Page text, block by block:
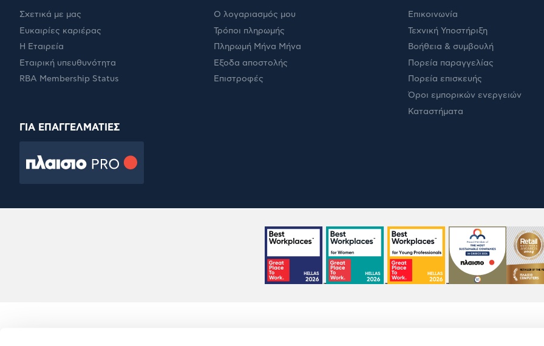
Σχετικά με μας
Ευκαιρίες καριέρας
Η Εταιρεία
Εταιρική υπευθυνότητα
RBA Membership Status
Ο λογαριασμός μου
Τρόποι πληρωμής
Πληρωμή Μήνα Μήνα
Έξοδα αποστολής
Επιστροφές
Επικοινωνία
Τεχνική Υποστήριξη
Βοήθεια & συμβουλή
Πορεία παραγγελίας
Πορεία επισκευής
Όροι εμπορικών ενεργειών
Καταστήματα
ΓΙΑ ΕΠΑΓΓΕΛΜΑΤΙΕΣ